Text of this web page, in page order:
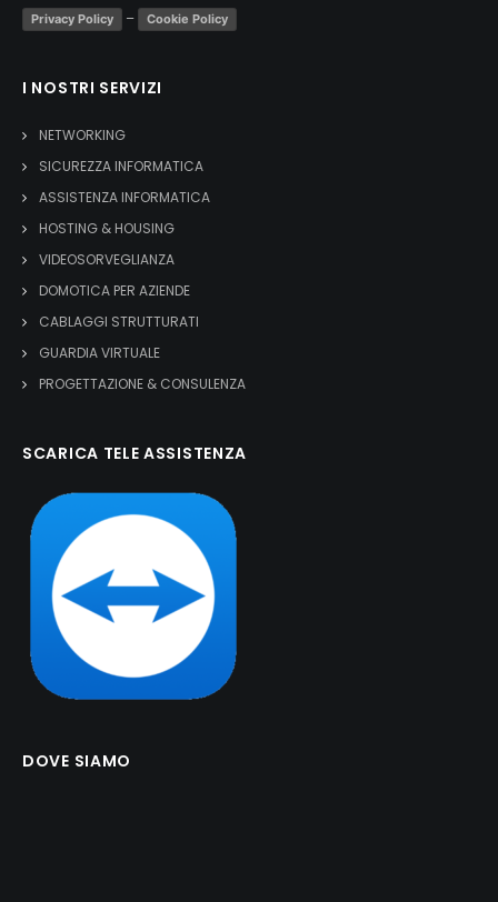
Privacy Policy – Cookie Policy
I NOSTRI SERVIZI
NETWORKING
SICUREZZA INFORMATICA
ASSISTENZA INFORMATICA
HOSTING & HOUSING
VIDEOSORVEGLIANZA
DOMOTICA PER AZIENDE
CABLAGGI STRUTTURATI
GUARDIA VIRTUALE
PROGETTAZIONE & CONSULENZA
SCARICA TELE ASSISTENZA
DOVE SIAMO